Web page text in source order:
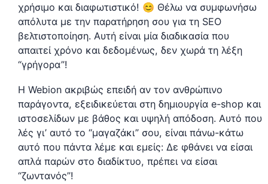
χρήσιμο και διαφωτιστικό! 😊 Θέλω να συμφωνήσω
απόλυτα με την παρατήρηση σου για τη SEO
βελτιστοποίηση. Αυτή είναι μία διαδικασία που
απαιτεί χρόνο και δεδομένως, δεν χωρά τη λέξη
“γρήγορα”!
Η Webion ακριβώς επειδή αν τον ανθρώπινο
παράγοντα, εξειδικεύεται στη δημιουργία e-shop και
ιστοσελίδων με βάθος και υψηλή απόδοση. Αυτό που
λές γι’ αυτό το “μαγαζάκι” σου, είναι πάνω-κάτω
αυτό που πάντα λέμε και εμείς: Δε φθάνει να είσαι
απλά παρών στο διαδίκτυο, πρέπει να είσαι
“ζωντανός”!